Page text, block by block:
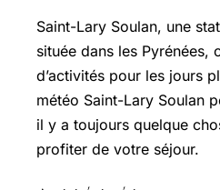
Saint-Lary Soulan, une
située dans les Pyrénées,
d’activités pour les jours
météo Saint-Lary Soulan
il y a toujours quelque
profiter de votre séjour.